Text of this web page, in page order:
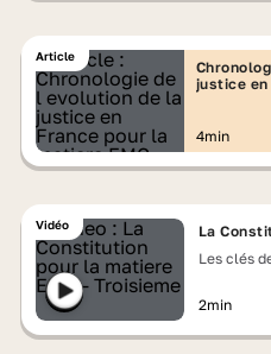
Article
justice en
4min
Vidéo
La
Les clés
2min